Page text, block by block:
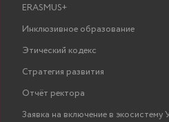
ERASMUS+
Инклюзивное образование
Этический кодекс
Стратегия развития
Отчёт ректора
Заявка на включение в